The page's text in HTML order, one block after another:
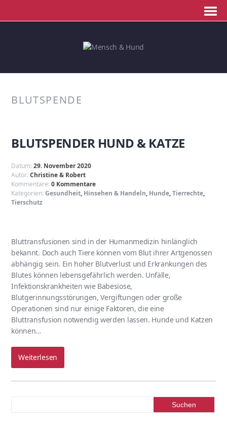
BLUTSPENDE
BLUTSPENDER HUND & KATZE
Datum:29. November 2020
Autor:Christine & Robert
Kommentare:0 Kommentare
Kategorien:Gesundheit, Hinsehen & Handeln, Hunde,Tierrechte,
Tierschutz
Bluttransfusionen sind in der Humanmedizin hinlänglich
bekannt. Doch auch Tiere können vom Blut ihrer Artgenossen
abhängig sein. Ein hoher Blutverlust und Erkrankungen des
Blutes können lebensgefährlich werden. Unfälle,
Infektionskrankheiten wie Babesiose,
Blutgerinnungsstörungen, Vergiftungen oder große
Operationen sind nur einige Faktoren, die eine
Bluttransfusion notwendig werden lassen. Hunde und Katzen
können…
Weiterlesen